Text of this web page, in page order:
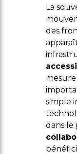
La
des
simple
dans le